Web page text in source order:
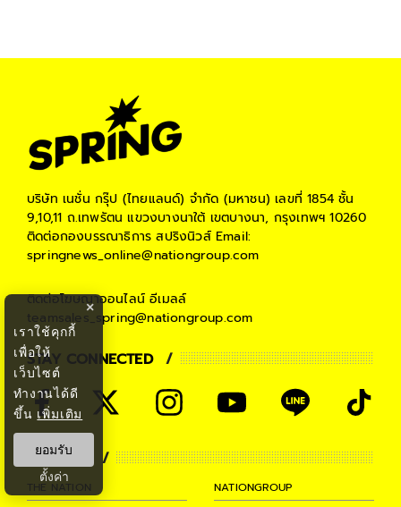
บริษัท เนชั่น กรุ๊ป (ไทยแลนด์) จำกัด (มหาชน) เลขที่ 1854 ชั้น
9,10,11 ถ.เทพรัตน แขวงบางนาใต้ เขตบางนา, กรุงเทพฯ 10260
ติดต่อกองบรรณาธิการ สปริงนิวส์Email:
springnews_online@nationgroup.com
ติดต่อโฆษณาออนไลน์ อีเมลล์
teamsales_spring@nationgroup.com
STAY CONNECTED
PARTNER
THE NATION
NATIONGROUP
×
เราใช้คุกกี้
เพื่อให้
เว็บไซต์
ทำงานได้ดี
ขึ้น เพิ่มเติม
ยอมรับ
ตั้งค่า